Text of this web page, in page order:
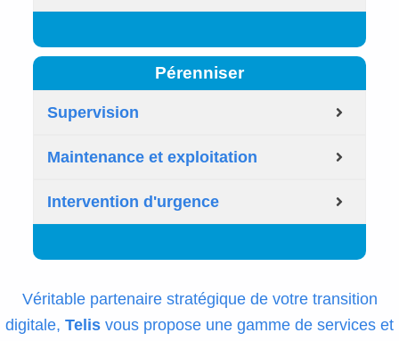
Pérenniser
Supervision
Maintenance et exploitation
Intervention d'urgence
Véritable partenaire stratégique de votre transition
digitale, Telis vous propose une gamme de services et